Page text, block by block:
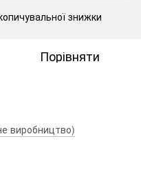
знижки
Порівняти
виробництво)